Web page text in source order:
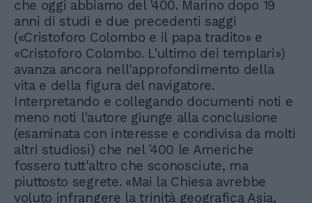
che oggi abbiamo del '400. Marino dopo 19
anni di studi e due precedenti saggi
(«Cristoforo Colombo e il papa tradito» e
«Cristoforo Colombo. L'ultimo dei templari»)
avanza ancora nell'approfondimento della
vita e della figura del navigatore.
Interpretando e collegando documenti noti e
meno noti l'autore giunge alla conclusione
(esaminata con interesse e condivisa da molti
altri studiosi) che nel '400 le Americhe
fossero tutt'altro che sconosciute, ma
piuttosto segrete. «Mai la Chiesa avrebbe
voluto infrangere la trinità geografica Asia,